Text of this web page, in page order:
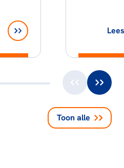
Toon alle